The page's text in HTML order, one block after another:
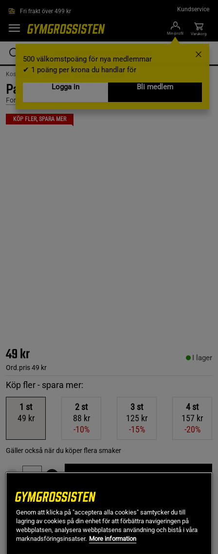
Fri frakt över 499 kr Kundservice
Min profil
500 välkomstpoäng för nya medlemmar
✔ 1 poäng per krona du handlar för
Logga in
Bli medlem
Varukorg
Kosttillskott /Livsmedel /Ris, pasta & nudlar
Pasta Spaghetti Bovete 200 g
Forpro
KÖP FLER, SPARA MER
49 kr
Ord.pris49 kr
I lager
Köp fler - spara mer:
1 st
49 kr
2 st
88 kr
-10%
3 st
125 kr
-15%
4 st
157 kr
-20%
Gäller också när du köper flera smaker
Lägg i varukorgen
SKU #A61518-06 | EAN5999104003077
Genom att klicka på "acceptera alla cookies" samtycker du till
lagring av cookies på din enhet för att förbättra navigeringen på
webbplatsen, analysera webbplatsens användning och bistå i våra
marknadsföringsinsatser. More information